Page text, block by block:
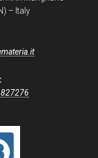
– Italy